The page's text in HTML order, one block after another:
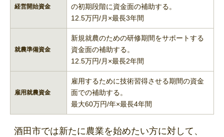
経営開始資金
の初期段階に資金面の補助する。
12.5万円/月×最長3年間
就農準備資金
新規就農のための研修期間をサポートする
資金面の補助する。
12.5万円/月×最長2年間
雇用就農資金
雇用するために技術習得させる期間の資金
面での補助する。
最大60万円/年×最長4年間
酒田市では新たに農業を始めたい方に対して、